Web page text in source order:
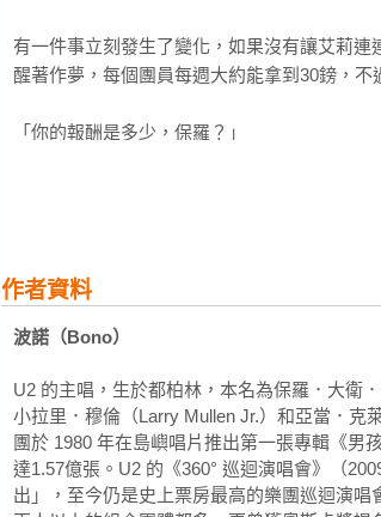
後記
──英國《泰晤士報》
的真誠渴望，他熱中讚美別人，常常對自己
名人的客串演出。」
──英國《每日電訊報》
混亂的創作過程是最真情流露的環節。音樂
我們帶到記憶的巷弄之中。」
──英國《星期日泰晤士報》
「波諾的誠實會讓最嚴厲的批評者折服
有一件事立刻發生了變化，如果沒有讓艾莉
醒著作夢，每個團員每週大約能拿到30鎊，
「你的報酬是多少，保羅？」
「你付給醫生的價錢，可不是能負擔多少就
「但我以為我們在同一條船上？」我反駁他，
「我現在是專業人士，你們是我的客戶。你一
階段進入到實際錄音室，還需要一位製作人
們盤算的收費，都比你現在擁有的還多，這就
製作人
作者資料
波諾（Bono）
U2 的主唱，生於都柏林，本名為保羅．大衛
小拉里．穆倫（Larry Mullen Jr.）和亞當．克
團於 1980 年在島嶼唱片推出第一張專輯《男
達1.57億張。U2 的《360° 巡迴演唱會》（
出」，至今仍是史上票房最高的樂團巡迴演